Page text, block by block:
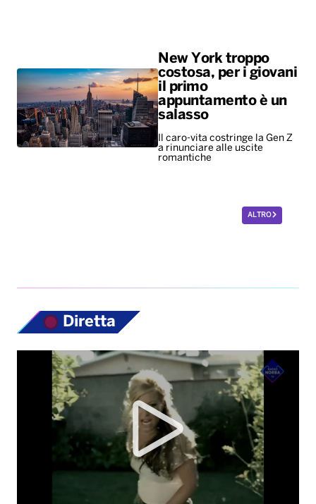
New York troppo
costosa, per i giovani
il primo
appuntamento è un
salasso
Il caro-vita costringe la Gen Z
a rinunciare alle uscite
romantiche
ALTRO
Diretta